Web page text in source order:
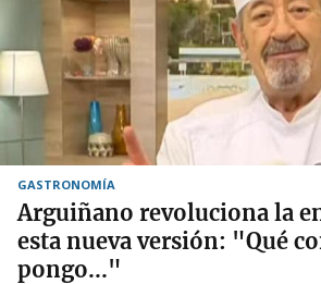
GASTRONOMÍA
Arguiñano revoluciona la
esta nueva versión: "Qué
pongo..."